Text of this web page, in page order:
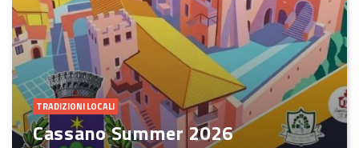
TRADIZIONI LOCALI
Cassano Summer 2026